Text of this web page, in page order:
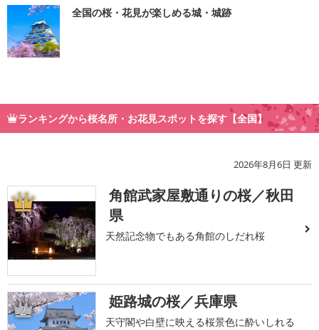
全国の桜・花見が楽しめる城・城跡
ランキングから桜名所・お花見スポットを探す【全国】
2026年8月6日 更新
1
角館武家屋敷通りの桜／秋田
県
天然記念物でもある角館のしだれ桜
2 姫路城の桜／兵庫県
天守閣や白壁に映える桜景色に酔いしれる